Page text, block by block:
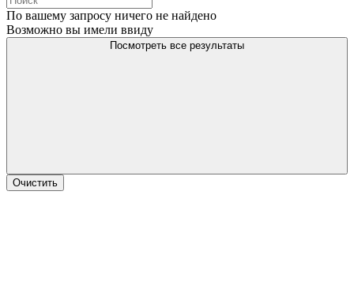
По вашему запросу ничего не найдено
Возможно вы имели ввиду
Посмотреть все результаты
Очистить